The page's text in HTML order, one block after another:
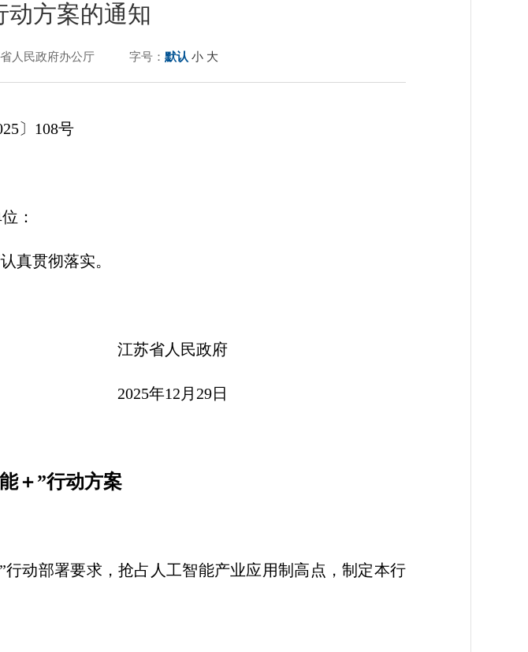
动方案的通知
人民政府办公厅 字号： 默认 小 大
〕108号
：
真贯彻落实。
民政府
月29日
＋”行动方案
动部署要求，抢占人工智能产业应用制高点，制定本行